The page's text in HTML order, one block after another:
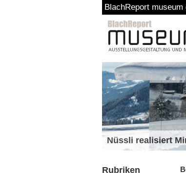
BlachReport museum
Nüssli realisiert
Rubriken